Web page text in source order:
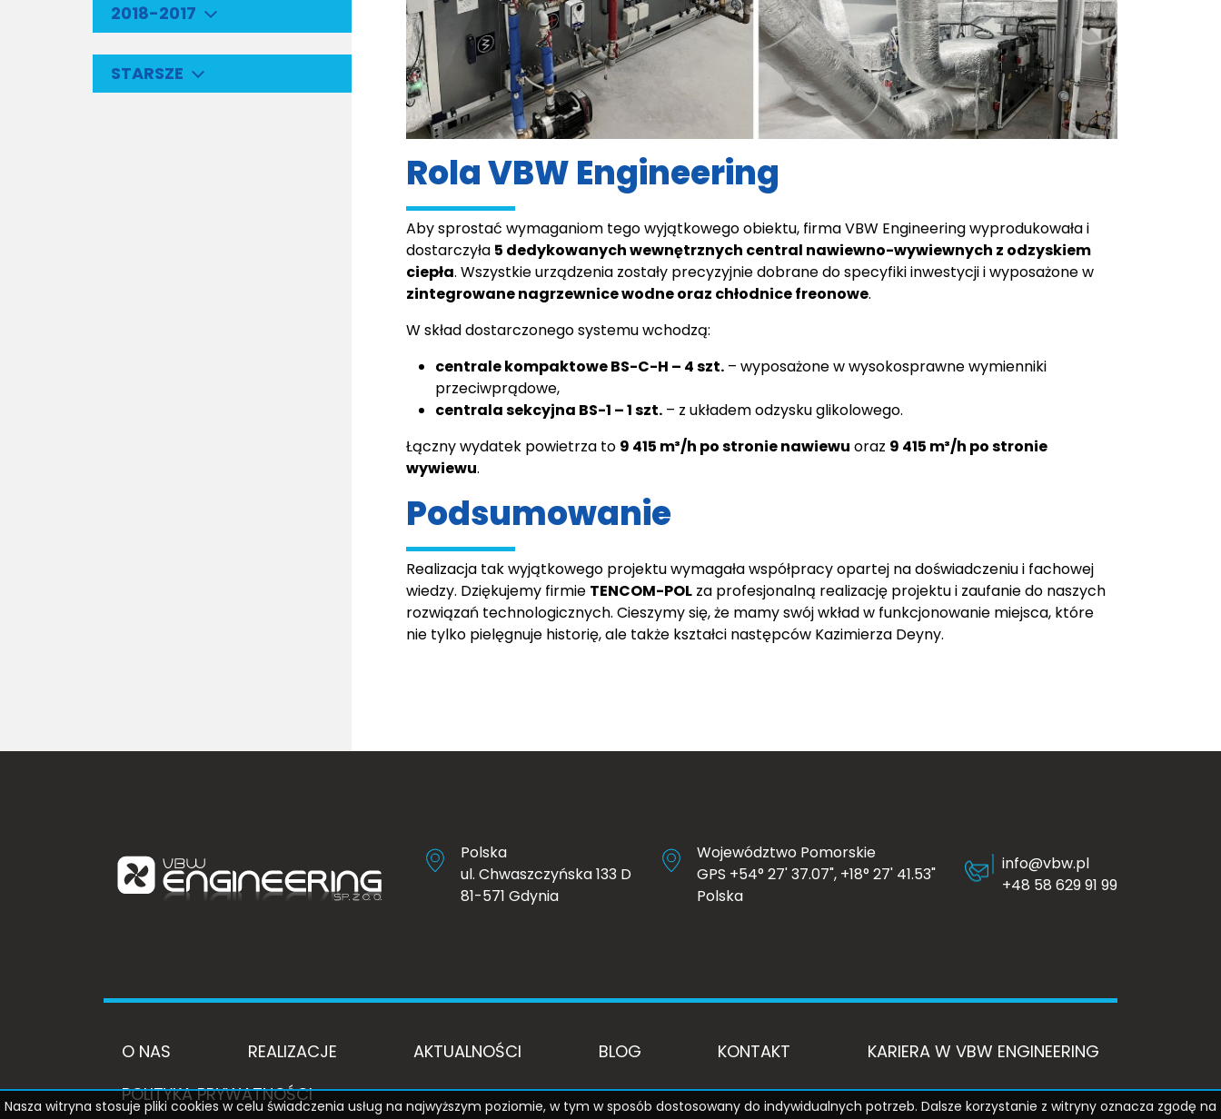
Nasza witryna stosuje pliki cookies w celu świadczenia usług na najwyższym poziomie, w tym w sposób dostosowany do indywidualnych potrzeb. Dalsze korzystanie z witryny oznacza zgodę na
2018-2017
STARSZE
Rola VBW Engineering
Aby sprostać wymaganiom tego wyjątkowego obiektu, firma VBW Engineering wyprodukowała i
dostarczyła 5 dedykowanych wewnętrznych central nawiewno-wywiewnych z odzyskiem
ciepła. Wszystkie urządzenia zostały precyzyjnie dobrane do specyfiki inwestycji i wyposażone w
zintegrowane nagrzewnice wodne oraz chłodnice freonowe.
W skład dostarczonego systemu wchodzą:
centrale kompaktowe BS-C-H – 4 szt. – wyposażone w wysokosprawne wymienniki
przeciwprądowe,
centrala sekcyjna BS-1 – 1 szt. – z układem odzysku glikolowego.
Łączny wydatek powietrza to 9 415 m³/h po stronie nawiewu oraz 9 415 m³/h po stronie
wywiewu.
Podsumowanie
Realizacja tak wyjątkowego projektu wymagała współpracy opartej na doświadczeniu i fachowej
wiedzy. Dziękujemy firmie TENCOM-POL za profesjonalną realizację projektu i zaufanie do naszych
rozwiązań technologicznych. Cieszymy się, że mamy swój wkład w funkcjonowanie miejsca, które
nie tylko pielęgnuje historię, ale także kształci następców Kazimierza Deyny.
Polska
ul. Chwaszczyńska 133 D
81-571 Gdynia
Województwo Pomorskie
GPS +54° 27' 37.07", +18° 27' 41.53"
Polska
info@vbw.pl
+48 58 629 91 99
O NAS REALIZACJE AKTUALNOŚCI BLOG KONTAKT
KARIERA W VBW ENGINEERING
POLITYKA PRYWATNOŚCI